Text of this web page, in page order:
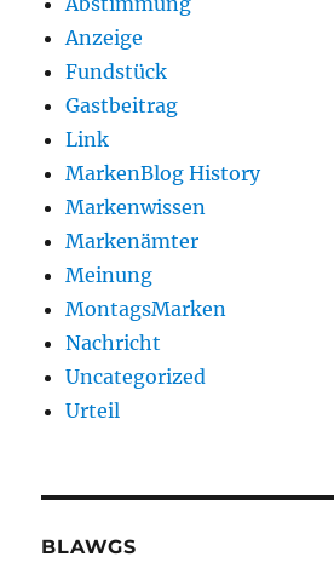
Anzeige
Fundstück
Gastbeitrag
Link
MarkenBlog History
Markenwissen
Markenämter
Meinung
MontagsMarken
Nachricht
Uncategorized
Urteil
BLAWGS